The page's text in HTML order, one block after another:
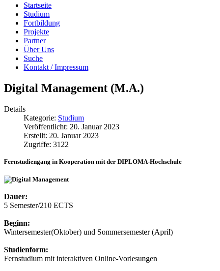
Startseite
Studium
Fortbildung
Projekte
Partner
Über Uns
Suche
Kontakt / Impressum
Digital Management (M.A.)
Details
Kategorie: Studium
Veröffentlicht: 20. Januar 2023
Erstellt: 20. Januar 2023
Zugriffe: 3122
Fernstudiengang in Kooperation mit der DIPLOMA-Hochschule
Dauer:
5 Semester/210 ECTS
Beginn:
Wintersemester(Oktober) und Sommersemester (April)
Studienform:
Fernstudium mit interaktiven Online-Vorlesungen